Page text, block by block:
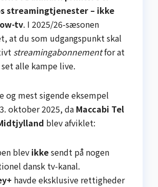
streamingtjenester – ikke
tv. I 2025/26-sæsonen
at du som udgangspunkt skal
streamingabonnementfor at
alle kampe live.
og mest sigende eksempel
oktober 2025, da Maccabi Tel
blev afviklet:
blev ikkesendt på nogen
dansk tv-kanal.
havde eksklusive rettigheder